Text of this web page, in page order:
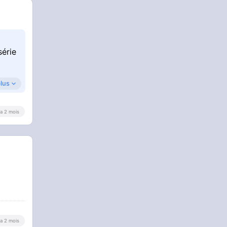
2 mois
2 mois